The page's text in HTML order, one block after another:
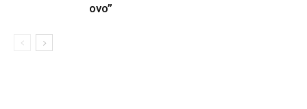
ovo”